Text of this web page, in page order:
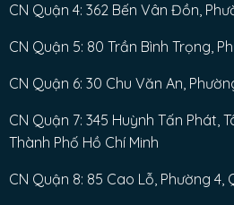
CN Quận 4: 362 Bến Vân Đồn,
CN Quận 5: 80 Trần Bình Trọng,
CN Quận 6: 30 Chu Văn An,
CN Quận 7: 345 Huỳnh Tấn Phát,
Thành Phố Hồ Chí Minh
CN Quận 8: 85 Cao Lỗ, Phường 4,